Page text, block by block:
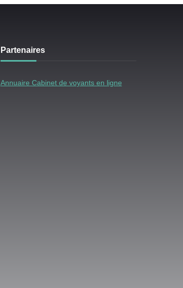
Partenaires
Annuaire Cabinet de voyants en ligne